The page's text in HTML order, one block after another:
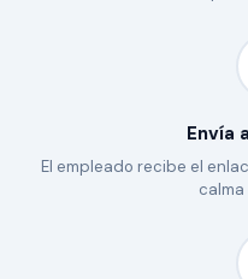
Envía
El empleado recibe el